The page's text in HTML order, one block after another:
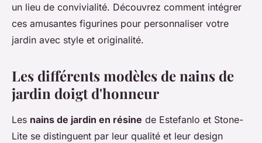
un lieu de convivialité. Découvrez comment intégrer
ces amusantes figurines pour personnaliser votre
jardin avec style et originalité.
Les différents modèles de nains de
jardin doigt d'honneur
Les nains de jardin en résine de Estefanlo et Stone-
Lite se distinguent par leur qualité et leur design